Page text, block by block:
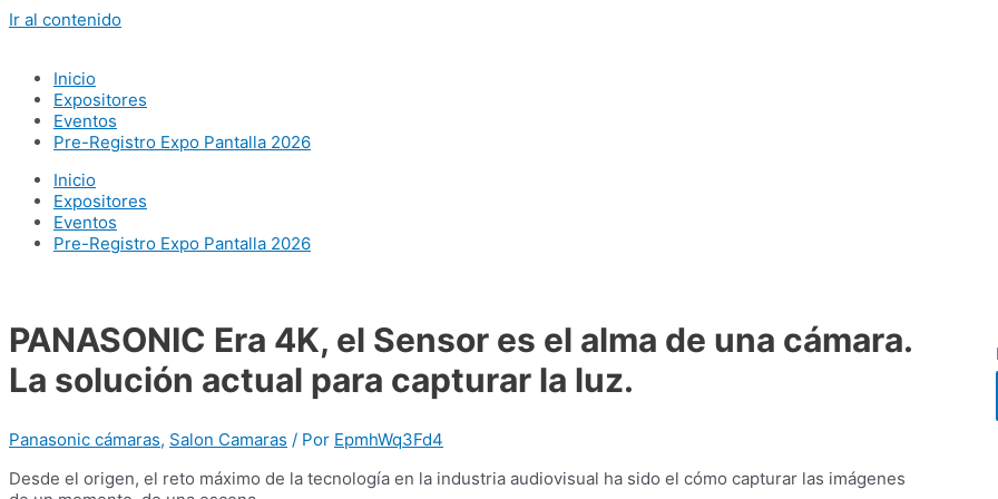
Ir al contenido
Inicio
Expositores
Eventos
Pre-Registro Expo Pantalla 2026
Inicio
Expositores
Eventos
Pre-Registro Expo Pantalla 2026
PANASONIC Era 4K, el Sensor es el alma de una cámara.
La solución actual para capturar la luz.
Panasonic cámaras, Salon Camaras / Por EpmhWq3Fd4
Desde el origen, el reto máximo de la tecnología en la industria audiovisual ha sido el cómo capturar las imágenes